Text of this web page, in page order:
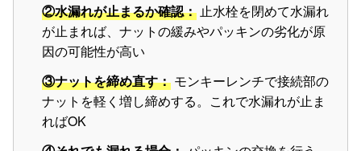
②水漏れが止まるか確認：止水栓を閉めて水漏れ
が止まれば、ナットの緩みやパッキンの劣化が原
因の可能性が高い
③ナットを締め直す： モンキーレンチで接続部の
ナットを軽く増し締めする。これで水漏れが止ま
ればOK